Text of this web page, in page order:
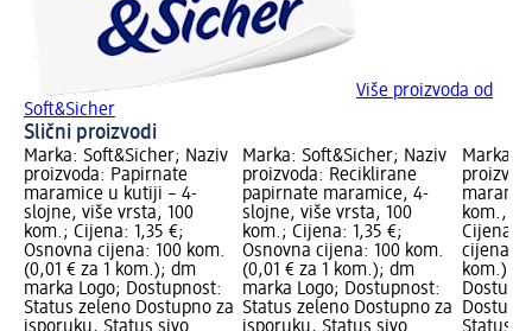
Više proizvoda od
Soft&Sicher
Slični proizvodi
Marka: Soft&Sicher; Naziv
proizvoda: Papirnate
maramice u kutiji – 4-
slojne, više vrsta, 100
kom.; Cijena: 1,35 €;
Osnovna cijena: 100 kom.
(0,01 € za 1 kom.); dm
marka Logo; Dostupnost:
Status zeleno Dostupno za
Marka: Soft&Sicher; Naziv
proizvoda: Reciklirane
papirnate maramice, 4-
slojne, više vrsta, 100
kom.; Cijena: 1,35 €;
Osnovna cijena: 100 kom.
(0,01 € za 1 kom.); dm
marka Logo; Dostupnost:
Status zeleno Dostupno za
Marka:
kom.,
Cijena:
cijena: 6
kom.);